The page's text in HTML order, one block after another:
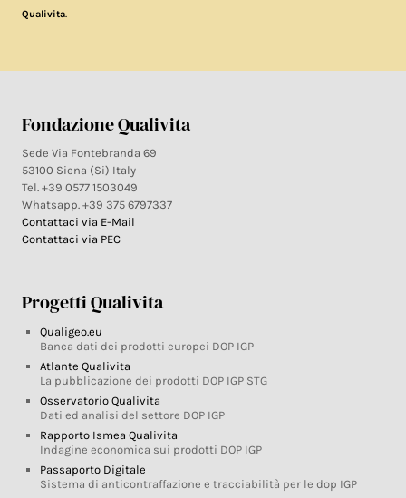
Qualivita.
Fondazione Qualivita
Sede Via Fontebranda 69
53100 Siena (Si) Italy
Tel. +39 0577 1503049
Whatsapp. +39 375 6797337
Contattaci via E-Mail
Contattaci via PEC
Progetti Qualivita
Qualigeo.eu
Banca dati dei prodotti europei DOP IGP
Atlante Qualivita
La pubblicazione dei prodotti DOP IGP STG
Osservatorio Qualivita
Dati ed analisi del settore DOP IGP
Rapporto Ismea Qualivita
Indagine economica sui prodotti DOP IGP
Passaporto Digitale
Sistema di anticontraffazione e tracciabilità per le dop IGP